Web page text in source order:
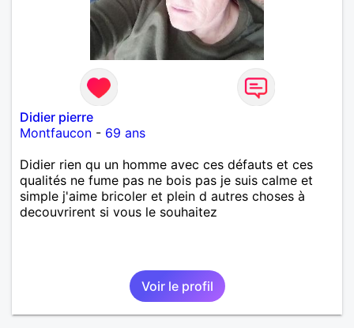
Didier pierre
Montfaucon - 69 ans
Didier rien qu un homme avec ces défauts et ces
qualités ne fume pas ne bois pas je suis calme et
simple j'aime bricoler et plein d autres choses à
decouvrirent si vous le souhaitez
Voir le profil